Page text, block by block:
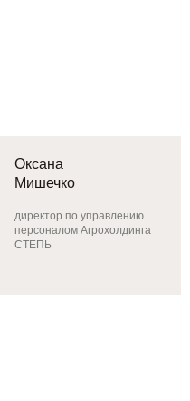
Оксана
Мишечко
директор по управлению
персоналом Агрохолдинга
СТЕПЬ